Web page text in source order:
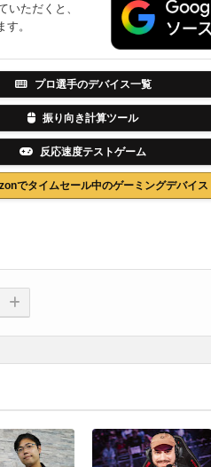
いただくと、
。
プロ選手のデバイス一覧
振り向き計算ツール
反応速度テストゲーム
でタイムセール中のゲーミングデバイス